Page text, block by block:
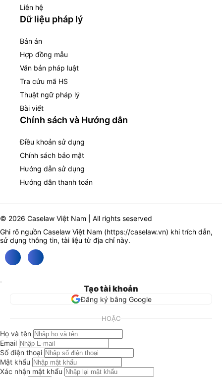
Liên hệ
Dữ liệu pháp lý
Bản án
Hợp đồng mẫu
Văn bản pháp luật
Tra cứu mã HS
Thuật ngữ pháp lý
Bài viết
Chính sách và Hướng dẫn
Điều khoản sử dụng
Chính sách bảo mật
Hướng dẫn sử dụng
Hướng dẫn thanh toán
© 2026 Caselaw Việt Nam | All rights seserved
Ghi rõ nguồn Caselaw Việt Nam (https://caselaw.vn) khi trích dẫn,
sử dụng thông tin, tài liệu từ địa chỉ này.
Tạo tài khoản
Đăng ký bằng Google
HOẶC
Họ và tên
Email
Số điện thoại
Mật khẩu
Xác nhận mật khẩu